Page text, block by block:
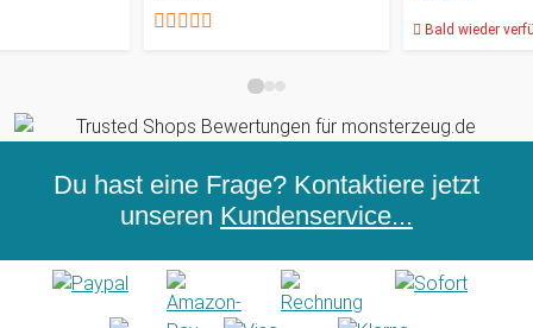
Bald wieder
Du hast eine Frage? Kontaktiere jetzt
unseren Kundenservice...